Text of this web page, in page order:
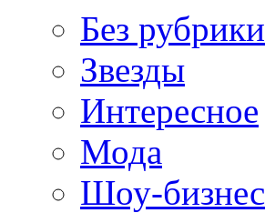
Без рубрики
Звезды
Интересное
Мода
Шоу-бизнес